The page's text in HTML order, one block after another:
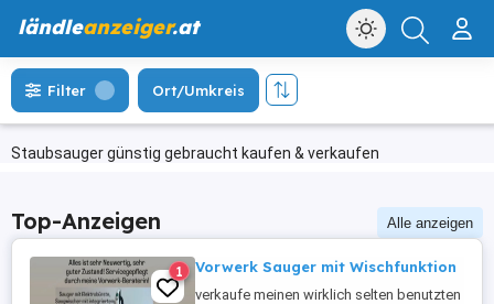
ländleanzeiger.at
Staubsauger günstig gebraucht kaufen & verkaufen
Filter Ort/Umkreis
Top-Anzeigen Alle anzeigen
1 Vorwerk Sauger mit Wischfunktion
verkaufe meinen wirklich selten benutzten